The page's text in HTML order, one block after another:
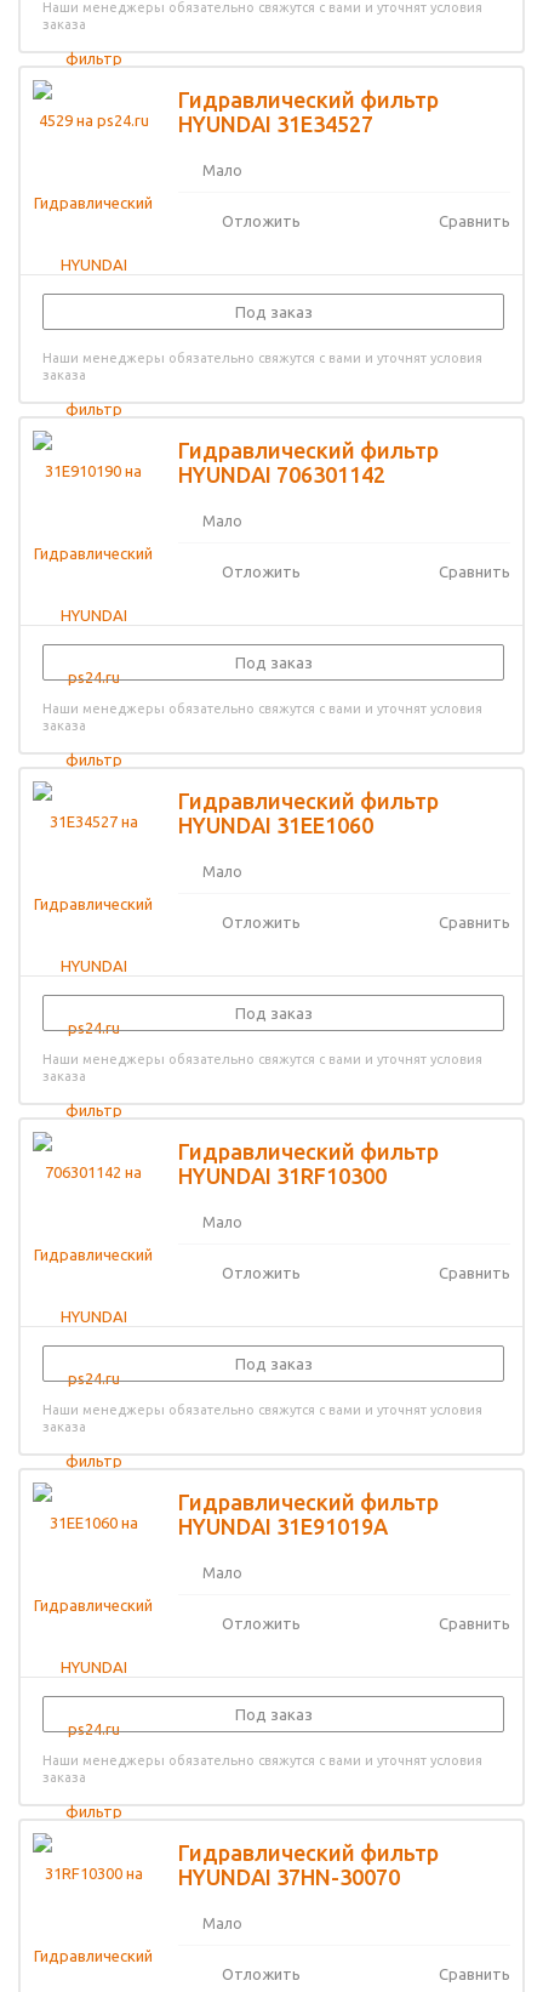
Наши менеджеры обязательно свяжутся с вами и уточнят условия
заказа
Гидравлический фильтр
HYUNDAI 31E34527
Мало
Отложить Сравнить
Под заказ
Наши менеджеры обязательно свяжутся с вами и уточнят условия
заказа
Гидравлический фильтр
HYUNDAI 706301142
Мало
Отложить Сравнить
Под заказ
Наши менеджеры обязательно свяжутся с вами и уточнят условия
заказа
Гидравлический фильтр
HYUNDAI 31EE1060
Мало
Отложить Сравнить
Под заказ
Наши менеджеры обязательно свяжутся с вами и уточнят условия
заказа
Гидравлический фильтр
HYUNDAI 31RF10300
Мало
Отложить Сравнить
Под заказ
Наши менеджеры обязательно свяжутся с вами и уточнят условия
заказа
Гидравлический фильтр
HYUNDAI 31E91019A
Мало
Отложить Сравнить
Под заказ
Наши менеджеры обязательно свяжутся с вами и уточнят условия
заказа
Гидравлический фильтр
HYUNDAI 37HN-30070
Мало
Отложить Сравнить